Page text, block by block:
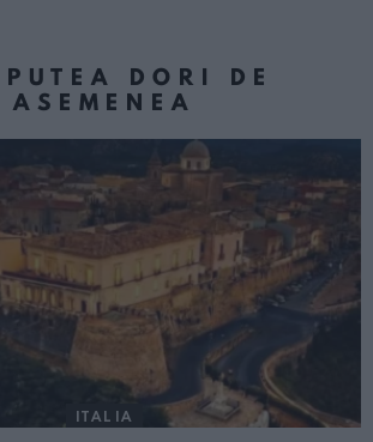
DORI DE
ASEMENEA
ITALIA